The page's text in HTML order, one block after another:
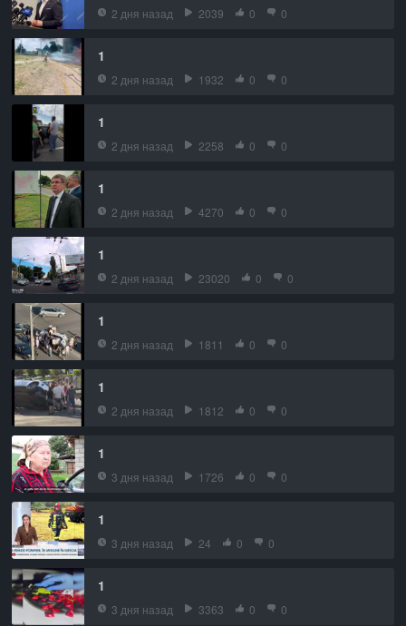
2 дня назад 2039 0 0
1
2 дня назад 1932 0 0
1
2 дня назад 2258 0 0
1
2 дня назад 4270 0 0
1
2 дня назад 23020 0 0
1
2 дня назад 1811 0 0
1
2 дня назад 1812 0 0
1
3 дня назад 1726 0 0
1
3 дня назад 24 0 0
1
3 дня назад 3363 0 0